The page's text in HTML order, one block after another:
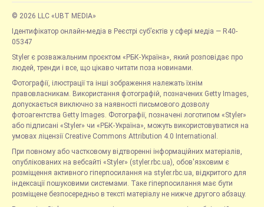
© 2026 LLC «UBT MEDIA»
Ідентифікатор онлайн-медіа в Реєстрі суб’єктів у сфері медіа — R40-
05347
Styler є розважальним проєктом «РБК-Україна», який розповідає про
людей, тренди і все, що цікаво читати поза новинами.
Фотографії, ілюстрації та інші зображення належать їхнім
правовласникам. Використання фотографій, позначених Getty Images,
допускається виключно за наявності письмового дозволу
фотоагентства Getty Images. Фотографії, позначені логотипом «Styler»
або підписані «Styler» чи «РБК-Україна», можуть використовуватися на
умовах ліцензії Creative Commons Attribution 4.0 International.
При повному або частковому відтворенні інформаційних матеріалів,
опублікованих на вебсайті «Styler» (styler.rbc.ua), обов'язковим є
розміщення активного гіперпосилання на styler.rbc.ua, відкритого для
індексації пошуковими системами. Таке гіперпосилання має бути
розміщене безпосередньо в тексті матеріалу не нижче другого абзацу.